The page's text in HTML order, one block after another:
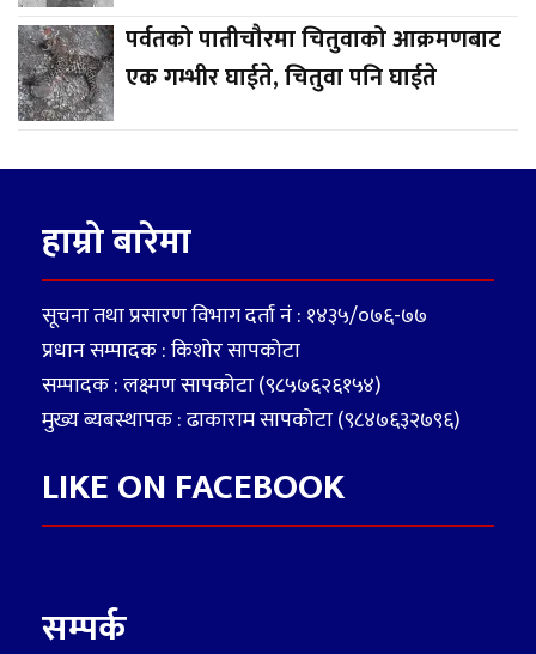
पर्वतको पातीचौरमा चितुवाको आक्रमणबाट
एक गम्भीर घाईते, चितुवा पनि घाईते
हाम्रो बारेमा
सूचना तथा प्रसारण विभाग दर्ता नं : १४३५/०७६-७७
प्रधान सम्पादक : किशोर सापकोटा
सम्पादक : लक्ष्मण सापकोटा (९८५७६२६१५४)
मुख्य ब्यबस्थापक : ढाकाराम सापकोटा (९८४७६३२७९६)
LIKE ON FACEBOOK
सम्पर्क